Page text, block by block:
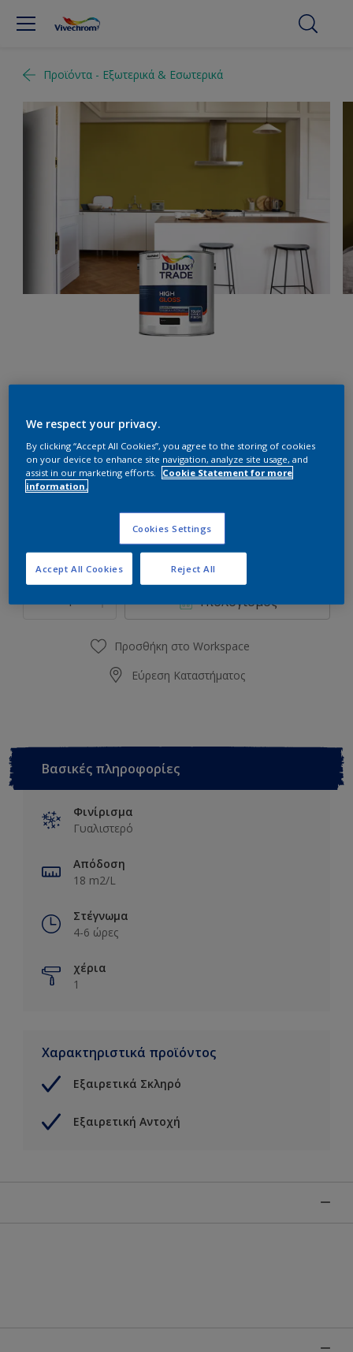
Προϊόντα - Εξωτερικά & Εσωτερικά
Αλλαγή απόχρωσης
Ποσότητα Υπολογισμός χρώματος
Υπολογισμός
Προσθήκη στο Workspace
Εύρεση Καταστήματος
Βασικές πληροφορίες
Φινίρισμα
Γυαλιστερό
Απόδοση
18 m2/L
Στέγνωμα
4-6 ώρες
χέρια
1
Χαρακτηριστικά προϊόντος
Εξαιρετικά Σκληρό
Εξαιρετική Αντοχή
We respect your privacy.
By clicking “Accept All Cookies”, you agree to the storing of cookies
on your device to enhance site navigation, analyze site usage, and
assist in our marketing efforts.
Cookie Statement for more
information.
Cookies Settings
Reject All
Accept All Cookies